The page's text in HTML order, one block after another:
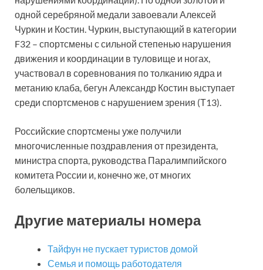
одной серебряной медали завоевали Алексей
Чуркин и Костин. Чуркин, выступающий в категории
F32 – спортсмены с сильной степенью нарушения
движения и координации в туловище и ногах,
участвовал в соревнования по толканию ядра и
метанию клаба, бегун Александр Костин выступает
среди спортсменов с нарушением зрения (Т13).
Российские спортсмены уже получили
многочисленные поздравления от президента,
министра спорта, руководства Паралимпийского
комитета России и, конечно же, от многих
болельщиков.
Другие материалы номера
Тайфун не пускает туристов домой
Семья и помощь работодателя